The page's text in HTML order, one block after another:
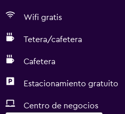
Wifi gratis
Tetera/cafetera
Cafetera
Estacionamiento gratuito
Centro de negocios